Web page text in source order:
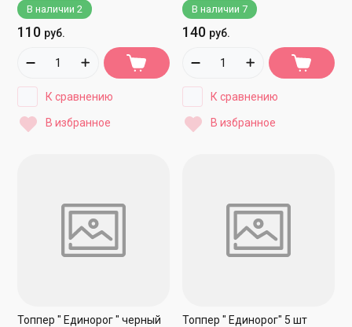
В наличии 2
110 руб.
К сравнению
В избранное
В наличии 7
140 руб.
К сравнению
В избранное
Топпер " Единорог " черный
Топпер " Единорог" 5 шт